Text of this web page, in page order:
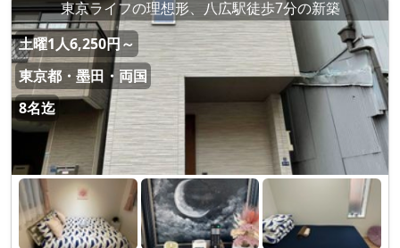
東京ライフの理想形、八広駅徒歩7分の新築
土曜1人6,250円～
東京都・墨田・両国
8名迄